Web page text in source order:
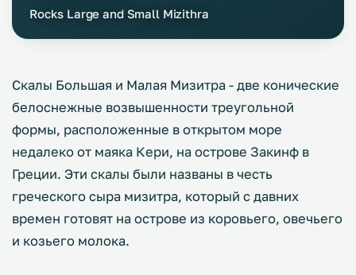
Rocks Large and Small Mizithra
Скалы Большая и Малая Мизитра - две конические
белоснежные возвышенности треугольной
формы, расположенные в открытом море
недалеко от маяка Кери, на острове Закинф в
Греции. Эти скалы были названы в честь
греческого сыра мизитра, который с давних
времен готовят на острове из коровьего, овечьего
и козьего молока.